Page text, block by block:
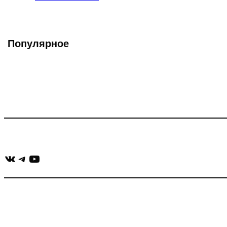
Популярное
ВКонтакте
Telegram
YouTube